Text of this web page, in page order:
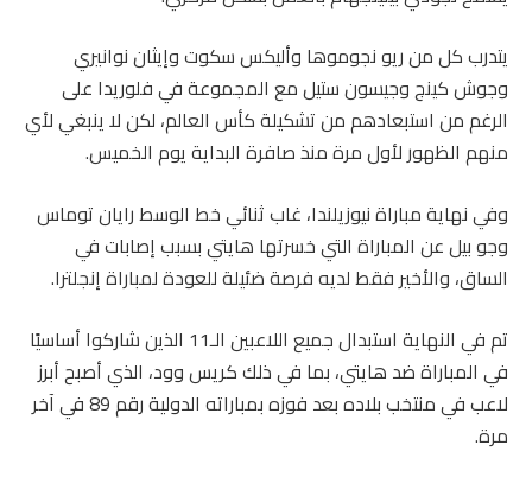
يتدرب كل من ريو نجوموها وأليكس سكوت وإيثان نوانيري
وجوش كينج وجيسون ستيل مع المجموعة في فلوريدا على
الرغم من استبعادهم من تشكيلة كأس العالم، لكن لا ينبغي لأي
منهم الظهور لأول مرة منذ صافرة البداية يوم الخميس.
وفي نهاية مباراة نيوزيلندا، غاب ثنائي خط الوسط رايان توماس
وجو بيل عن المباراة التي خسرتها هايتي بسبب إصابات في
الساق، والأخير فقط لديه فرصة ضئيلة للعودة لمباراة إنجلترا.
تم في النهاية استبدال جميع اللاعبين الـ11 الذين شاركوا أساسيًا
في المباراة ضد هايتي، بما في ذلك كريس وود، الذي أصبح أبرز
لاعب في منتخب بلاده بعد فوزه بمباراته الدولية رقم 89 في آخر
مرة.